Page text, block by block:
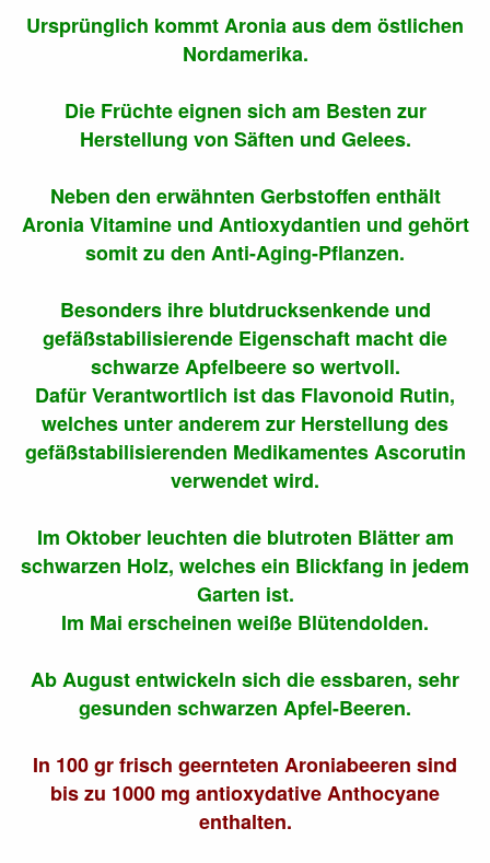
Ursprünglich kommt Aronia aus dem östlichen
Nordamerika.
Die Früchte eignen sich am Besten zur
Herstellung von Säften und Gelees.
Neben den erwähnten Gerbstoffen enthält
Aronia Vitamine und Antioxydantien und gehört
somit zu den Anti-Aging-Pflanzen.
Besonders ihre blutdrucksenkende und
gefäßstabilisierende Eigenschaft macht die
schwarze Apfelbeere so wertvoll.
Dafür Verantwortlich ist das Flavonoid Rutin,
welches unter anderem zur Herstellung des
gefäßstabilisierenden Medikamentes Ascorutin
verwendet wird.
Im Oktober leuchten die blutroten Blätter am
schwarzen Holz, welches ein Blickfang in jedem
Garten ist.
Im Mai erscheinen weiße Blütendolden.
Ab August entwickeln sich die essbaren, sehr
gesunden schwarzen Apfel-Beeren.
In 100 gr frisch geernteten Aroniabeeren sind
bis zu 1000 mg antioxydative Anthocyane
enthalten.